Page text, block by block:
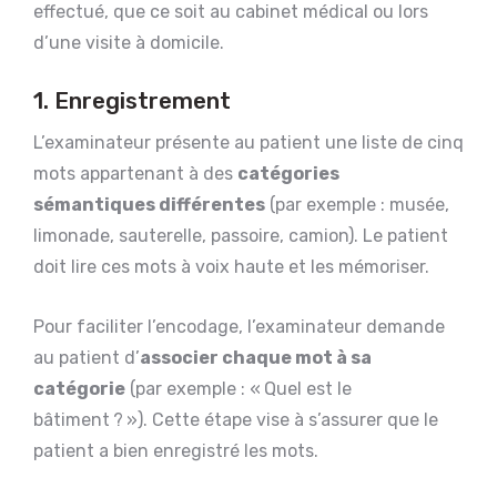
effectué, que ce soit au cabinet médical ou lors
d’une visite à domicile.
1. Enregistrement
L’examinateur présente au patient une liste de cinq
mots appartenant à des catégories
sémantiques différentes (par exemple : musée,
limonade, sauterelle, passoire, camion). Le patient
doit lire ces mots à voix haute et les mémoriser.
Pour faciliter l’encodage, l’examinateur demande
au patient d’associer chaque mot à sa
catégorie (par exemple : « Quel est le
bâtiment ? »). Cette étape vise à s’assurer que le
patient a bien enregistré les mots.